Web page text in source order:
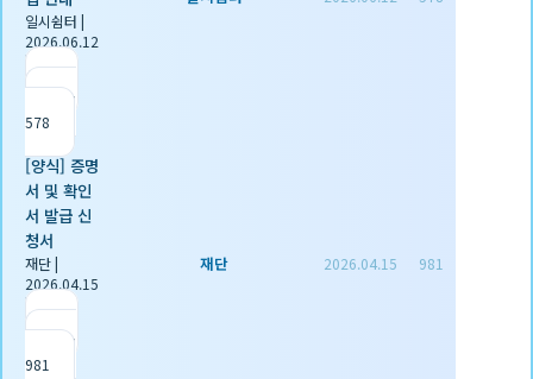
일시쉼터 |
2026.06.12
|
조회
578
[양식] 증명
서 및 확인
서 발급 신
청서
재단|
2026.04.15
|
조회
981
재단 2026.04.15 981